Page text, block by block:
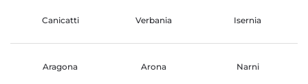
Canicatti Verbania Isernia
Aragona Arona Narni